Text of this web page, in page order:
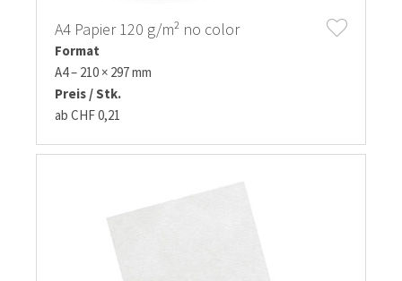
A4 Papier 120 g/m² no color
Format
A4 – 210 × 297 mm
Preis / Stk.
ab CHF 0,21